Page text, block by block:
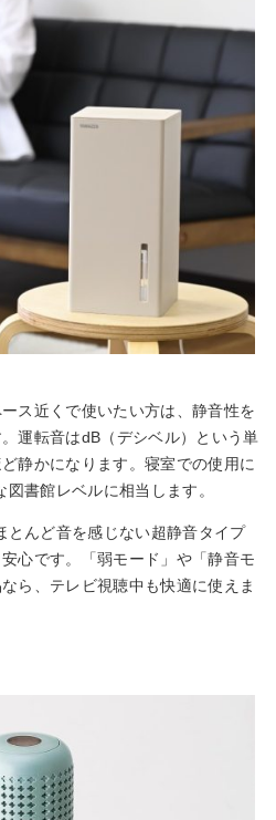
ス近くで使いたい方は、静音性を
運転音はdB（デシベル）という単
静かになります。寝室での使用に
書館レベルに相当します。
とんど音を感じない超静音タイプ
心です。「弱モード」や「静音モ
ら、テレビ視聴中も快適に使えま